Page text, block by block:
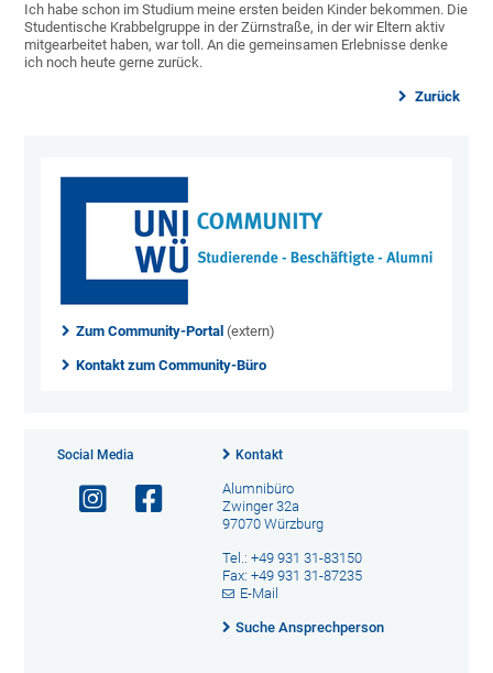
Ich habe schon im Studium meine ersten beiden Kinder bekommen. Die
Studentische Krabbelgruppe in der Zürnstraße, in der wir Eltern aktiv
mitgearbeitet haben, war toll. An die gemeinsamen Erlebnisse denke
ich noch heute gerne zurück.
Zurück
Zum Community-Portal (extern)
Kontakt zum Community-Büro
Social Media Kontakt
Alumnibüro
Zwinger 32a
97070 Würzburg
Tel.: +49 931 31-83150
Fax: +49 931 31-87235
E-Mail
Suche Ansprechperson